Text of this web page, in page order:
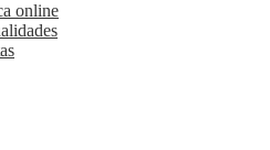
online